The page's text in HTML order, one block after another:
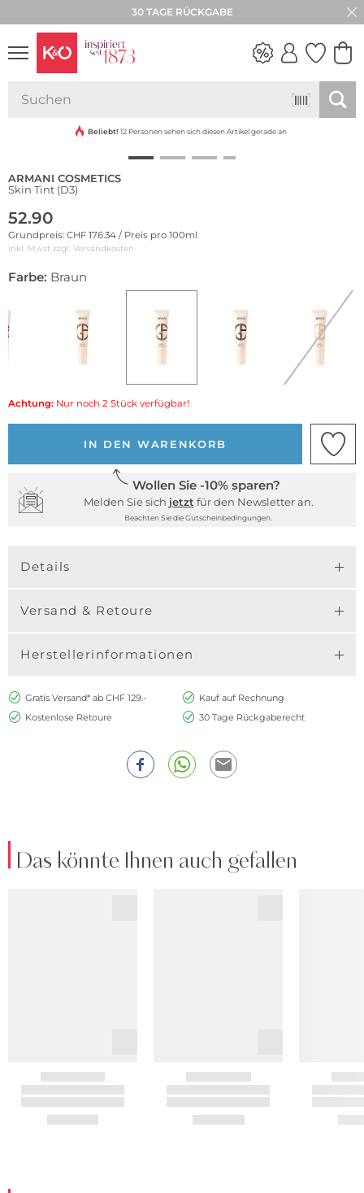
30 TAGE RÜCKGABE
VIBES
Beliebt! 12 Personen sehen sich diesen Artikel gerade an
ARMANI COSMETICS
Skin Tint (D3)
52.90
Grundpreis: CHF 176.34 / Preis pro 100ml
inkl. Mwst zzgl. Versandkosten
Farbe: Braun
Achtung: Nur noch 2 Stück verfügbar!
IN DEN WARENKORB
Wollen Sie -10% sparen?
Melden Sie sich jetzt für den Newsletter an.
Beachten Sie die Gutscheinbedingungen.
Details
Versand & Retoure
Herstellerinformationen
Gratis Versand* ab CHF 129.-
Kauf auf Rechnung
Kostenlose Retoure
30 Tage Rückgaberecht
Das könnte Ihnen auch gefallen